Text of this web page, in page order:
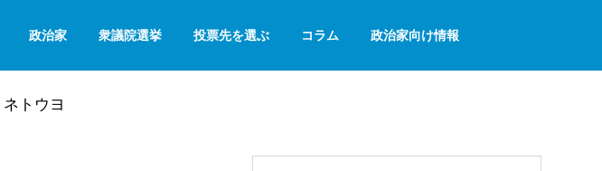
政治家 衆議院選挙 投票先を選ぶ コラム 政治家向け情報
ネトウヨ